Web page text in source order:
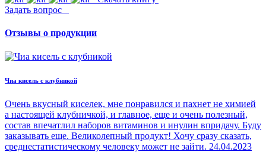
Задать вопрос
Отзывы о продукции
Чиа кисель с клубникой
Очень вкусный киселек, мне понравился и пахнет не химией
а настоящей клубничкой, и главное, еще и очень полезный,
состав впечатлил наборов витаминов и инулин впридачу. Буду
заказывать еще. Великолепный продукт! Хочу сразу сказать,
среднестатистическому человеку может не зайти. 24.04.2023